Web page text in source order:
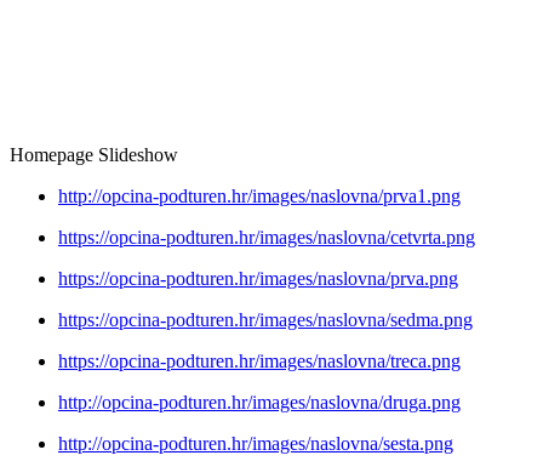
Homepage Slideshow
http://opcina-podturen.hr/images/naslovna/prva1.png
https://opcina-podturen.hr/images/naslovna/cetvrta.png
https://opcina-podturen.hr/images/naslovna/prva.png
https://opcina-podturen.hr/images/naslovna/sedma.png
https://opcina-podturen.hr/images/naslovna/treca.png
http://opcina-podturen.hr/images/naslovna/druga.png
http://opcina-podturen.hr/images/naslovna/sesta.png